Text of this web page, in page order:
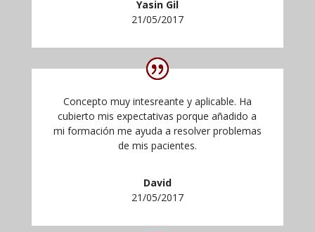
Yasin Gil
21/05/2017
Concepto muy intesreante y aplicable. Ha
cubierto mis expectativas porque añadido a
mi formación me ayuda a resolver problemas
de mis pacientes.
David
21/05/2017